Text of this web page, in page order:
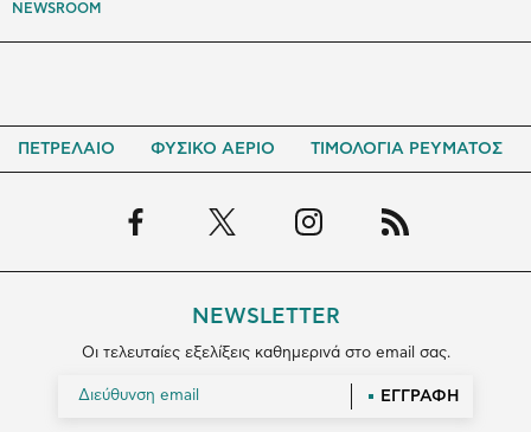
NEWSROOM
ΠΕΤΡΕΛΑΙΟ ΦΥΣΙΚΟ ΑΕΡΙΟ ΤΙΜΟΛΟΓΙΑ ΡΕΥΜΑΤΟΣ
NEWSLETTER
Οι τελευταίες εξελίξεις καθημερινά στο email σας.
ΕΓΓΡΑΦΗ